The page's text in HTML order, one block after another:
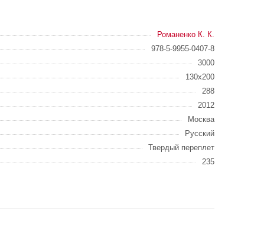
Романенко К. К.
978-5-9955-0407-8
3000
130x200
288
2012
Москва
Русский
Твердый переплет
235